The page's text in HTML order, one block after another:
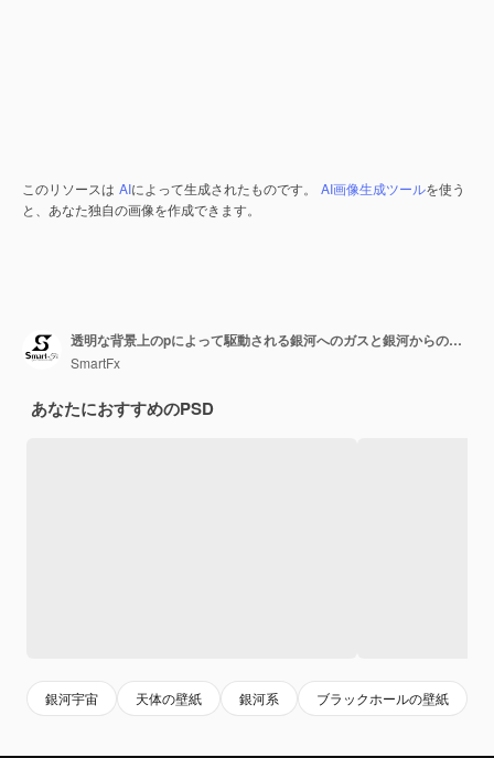
このリソースは AIによって生成されたものです。 AI画像生成ツールを使う
と、あなた独自の画像を作成できます。
透明な背景上のpによって駆動される銀河へのガスと銀河からの移動
SmartFx
あなたにおすすめのPSD
銀河宇宙 天体の壁紙 銀河系 ブラックホールの壁紙